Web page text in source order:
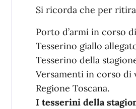
Si ricorda che per
Porto d’armi in corso
Tesserino giallo
Tesserino della
Versamenti in corso di
Regione Toscana.
I tesserini della